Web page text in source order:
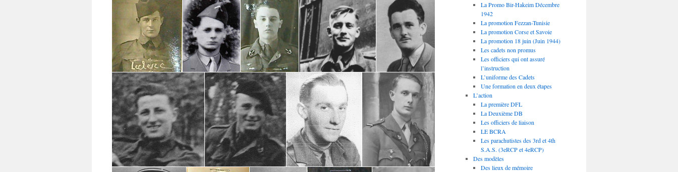
La Promo Bir-Hakeim Décembre
1942
La promotion Fezzan-Tunisie
La promotion Corse et Savoie
La promotion 18 juin (Juin 1944)
Les cadets non promus
Les officiers qui ont assuré
l’instruction
L’uniforme des Cadets
Une formation en deux étapes
L’action
La première DFL
La Deuxième DB
Les officiers de liaison
LE BCRA
Les parachutistes des 3rd et 4th
S.A.S. (3eRCP et 4eRCP)
Des modèles
Des lieux de mémoire